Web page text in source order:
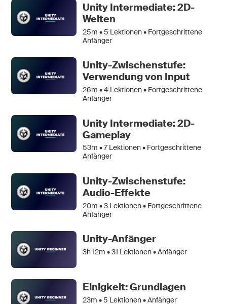
Unity Intermediate: 2D-
Welten
25m •5 Lektionen • Fortgeschrittene
Anfänger
Unity-Zwischenstufe:
Verwendung von Input
26m •4 Lektionen • Fortgeschrittene
Anfänger
Unity Intermediate: 2D-
Gameplay
53m •7Lektionen • Fortgeschrittene
Anfänger
Unity-Zwischenstufe:
Audio-Effekte
20m •3 Lektionen • Fortgeschrittene
Anfänger
Unity-Anfänger
3h 12m •31 Lektionen • Anfänger
Einigkeit: Grundlagen
23m •5 Lektionen • Anfänger